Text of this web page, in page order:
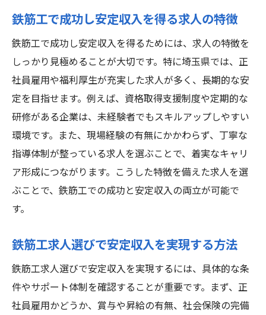
鉄筋工で成功し安定収入を得る求人の特徴
鉄筋工で成功し安定収入を得るためには、求人の特徴を
しっかり見極めることが大切です。特に埼玉県では、正
社員雇用や福利厚生が充実した求人が多く、長期的な安
定を目指せます。例えば、資格取得支援制度や定期的な
研修がある企業は、未経験者でもスキルアップしやすい
環境です。また、現場経験の有無にかかわらず、丁寧な
指導体制が整っている求人を選ぶことで、着実なキャリ
ア形成につながります。こうした特徴を備えた求人を選
ぶことで、鉄筋工での成功と安定収入の両立が可能で
す。
鉄筋工求人選びで安定収入を実現する方法
鉄筋工求人選びで安定収入を実現するには、具体的な条
件やサポート体制を確認することが重要です。まず、正
社員雇用かどうか、賞与や昇給の有無、社会保険の完備